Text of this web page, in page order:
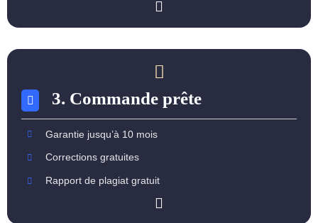
3. Commande prête
Garantie jusqu’à 10 mois
Corrections gratuites
Rapport de plagiat gratuit